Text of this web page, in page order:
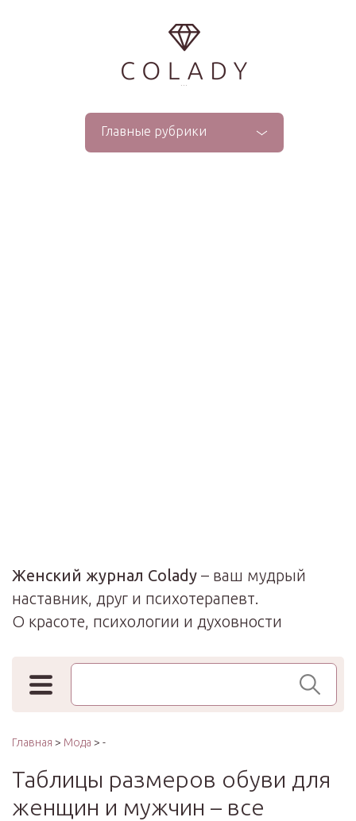
Главные рубрики
Женский журнал Colady – ваш мудрый
наставник, друг и психотерапевт.
О красоте, психологии и духовности
Поиск по сайту
Главная > Мода > -
Таблицы размеров обуви для
женщин и мужчин – все